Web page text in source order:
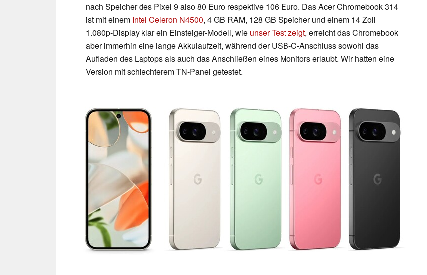
nach Speicher des Pixel 9 also 80 Euro respektive 106 Euro. Das Acer Chromebook 314
ist mit einem Intel Celeron N4500, 4 GB RAM, 128 GB Speicher und einem 14 Zoll
1.080p-Display klar ein Einsteiger-Modell, wie unser Test zeigt, erreicht das Chromebook
aber immerhin eine lange Akkulaufzeit, während der USB-C-Anschluss sowohl das
Aufladen des Laptops als auch das Anschließen eines Monitors erlaubt. Wir hatten eine
Version mit schlechterem TN-Panel getestet.